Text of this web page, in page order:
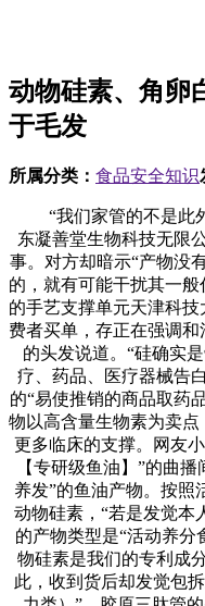
动物硅素、角卵
于毛发
所属分类： 食品安全知识
“我们家管的不是此外
东凝善堂生物科技无限
事。对方却暗示“产物没
的，就有可能干扰其一
的手艺支撑单元天津科
费者买单，存正在强调
的头发说道。“硅确实
疗、药品、医疗器械告
的“易使推销的商品取药
物以高含量生物素为卖
更多临床的支撑。网友
【专研级鱼油】”的曲
养发”的鱼油产物。按照
动物硅素，“若是发觉本
的产物类型是“活动养分
物硅素是我们的专利成
此，收到货后却发觉包